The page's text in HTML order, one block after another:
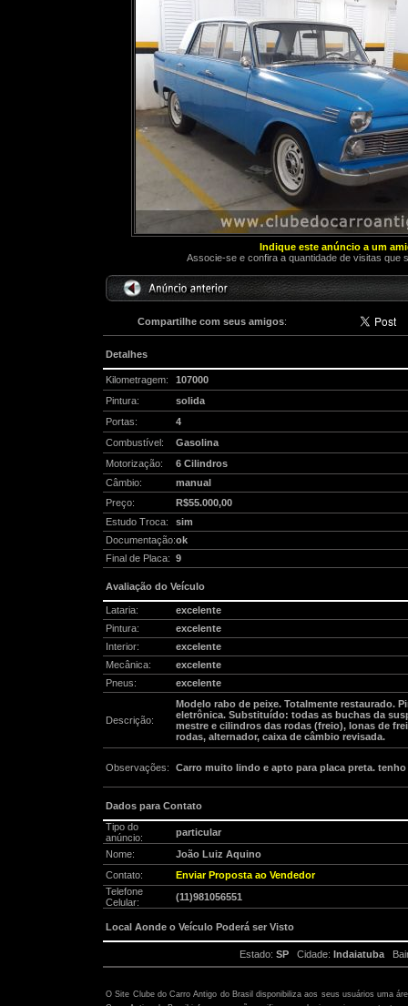
Indique este anúncio a um
Associe-se e confira a quantidade de visitas que
Compartilhe com seus amigos:
Detalhes
Kilometragem:
107000
Pintura:
solida
Portas:
4
Combustível:
Gasolina
Motorização:
6 Cilindros
Câmbio:
manual
Preço:
R$55.000,00
Estudo Troca:
sim
Documentação:ok
Final de Placa: 9
Avaliação do Veículo
Lataria:
excelente
Pintura:
excelente
Interior:
excelente
Mecânica:
excelente
Pneus:
excelente
Descrição:
Modelo rabo de peixe. Totalmente restaurado.
eletrônica. Substituído: todas as buchas da
mestre e cilindros das rodas (freio), lonas de
rodas, alternador, caixa de câmbio revisada.
Observações: Carro muito lindo e apto para placa preta.
Dados para Contato
Tipo do
anúncio:
particular
Nome:
João Luiz Aquino
Contato:
Enviar Proposta ao Vendedor
Telefone
Celular:
(11)981056551
Local Aonde o Veículo Poderá ser Visto
Estado: SPCidade: Indaiatuba
O Site Clube do Carro Antigo do Brasil disponibiliza aos seus usuários uma